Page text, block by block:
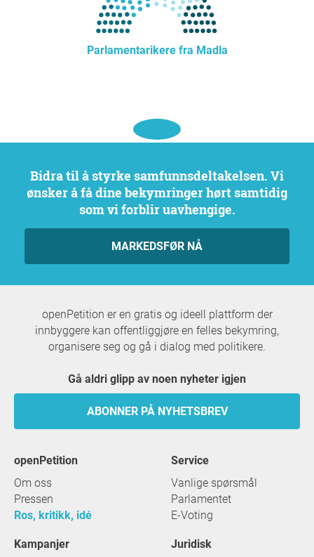
Parlamentarikere fra Madla
Bidra til å styrke samfunnsdeltakelsen. Vi
ønsker å få dine bekymringer hørt samtidig
som vi forblir uavhengige.
MARKEDSFØR NÅ
openPetition er en gratis og ideell plattform der
innbyggere kan offentliggjøre en felles bekymring,
organisere seg og gå i dialog med politikere.
Gå aldri glipp av noen nyheter igjen
ABONNER PÅ NYHETSBREV
openPetition
Om oss
Pressen
Ros, kritikk, idé
service
Vanlige spørsmål
Parlamentet
E-Voting
Kampanjer Juridisk